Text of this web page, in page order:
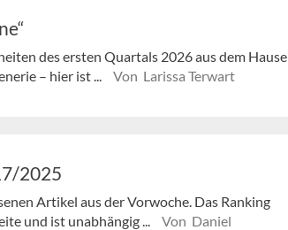
des ersten Quartals 2026 aus dem Hause
– hier ist ...
Von Larissa Terwart
2025
Artikel aus der Vorwoche. Das Ranking
und ist unabhängig ...
Von Daniel